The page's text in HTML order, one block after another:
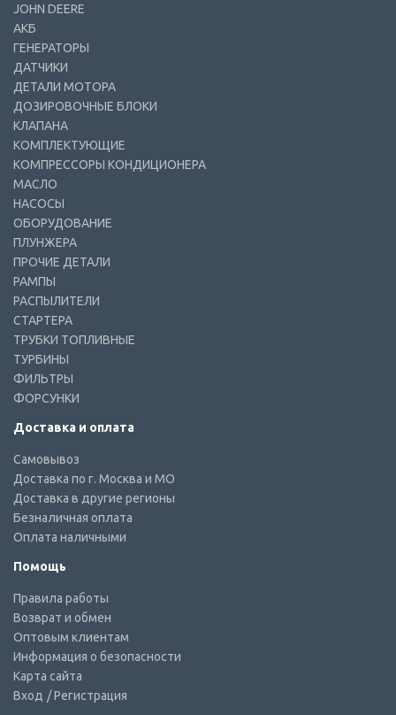
JOHN DEERE
АКБ
ГЕНЕРАТОРЫ
ДАТЧИКИ
ДЕТАЛИ МОТОРА
ДОЗИРОВОЧНЫЕ БЛОКИ
КЛАПАНА
КОМПЛЕКТУЮЩИЕ
КОМПРЕССОРЫ КОНДИЦИОНЕРА
МАСЛО
НАСОСЫ
ОБОРУДОВАНИЕ
ПЛУНЖЕРА
ПРОЧИЕ ДЕТАЛИ
РАМПЫ
РАСПЫЛИТЕЛИ
СТАРТЕРА
ТРУБКИ ТОПЛИВНЫЕ
ТУРБИНЫ
ФИЛЬТРЫ
ФОРСУНКИ
Доставка и оплата
Самовывоз
Доставка по г. Москва и МО
Доставка в другие регионы
Безналичная оплата
Оплата наличными
Помощь
Правила работы
Возврат и обмен
Оптовым клиентам
Информация о безопасности
Карта сайта
Вход / Регистрация